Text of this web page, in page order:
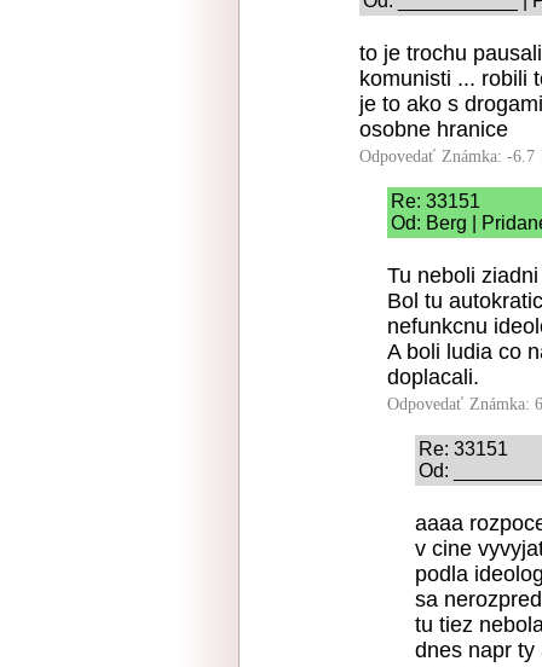
to je trochu
komunisti ... robili
je to ako s
osobne hranice
Odpovedať Známka: -6.7
Re: 33151
Od: Berg |
Tu neboli
Bol tu
nefunkcnu
A boli ludia co
doplacali.
Odpovedať Známka:
Re: 33151
Od:
aaaa
v cine
podla
sa
tu tiez
dnes napr ty